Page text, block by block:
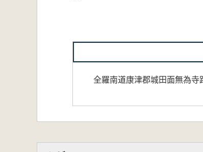
全羅南道康津郡城田面無為寺